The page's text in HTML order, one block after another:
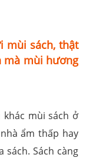
mùi sách, thật
mà mùi hương
khác mùi sách ở
ẩm thấp hay
Sách càng